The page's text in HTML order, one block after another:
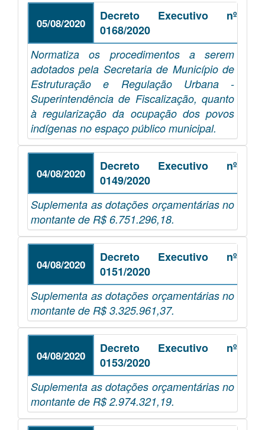
05/08/2020
Decreto Executivo nº
0168/2020
Normatiza os procedimentos a serem
adotados pela Secretaria de Município de
Estruturação e Regulação Urbana -
Superintendência de Fiscalização, quanto
à regularização da ocupação dos povos
indígenas no espaço público municipal.
04/08/2020
Decreto Executivo nº
0149/2020
Suplementa as dotações orçamentárias no
montante de R$ 6.751.296,18.
04/08/2020
Decreto Executivo nº
0151/2020
Suplementa as dotações orçamentárias no
montante de R$ 3.325.961,37.
04/08/2020
Decreto Executivo nº
0153/2020
Suplementa as dotações orçamentárias no
montante de R$ 2.974.321,19.